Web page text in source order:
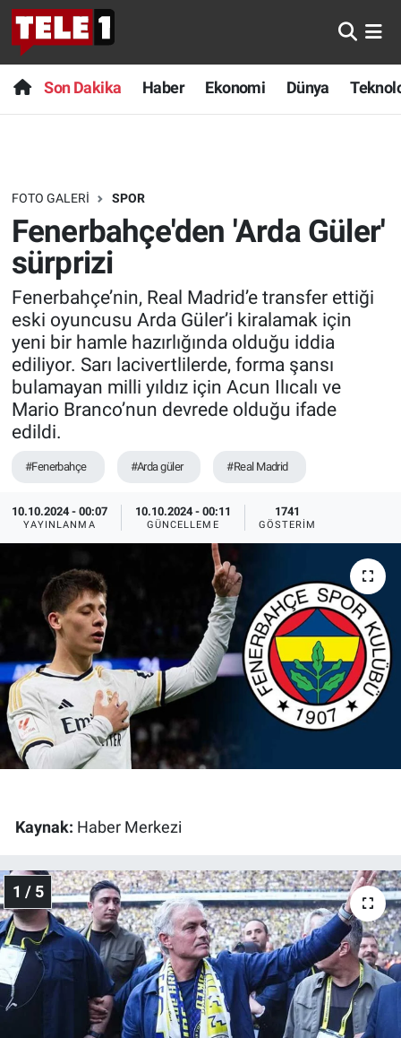
Son Dakika Haber Ekonomi Dünya
FOTO GALERI SPOR
Fenerbahçe'den 'Arda Güler'
sürprizi
Fenerbahçe’nin, Real Madrid’e transfer ettiği
eski oyuncusu Arda Güler’i kiralamak için
yeni bir hamle hazırlığında olduğu iddia
ediliyor. Sarı lacivertlilerde, forma şansı
bulamayan milli yıldız için Acun Ilıcalı ve
Mario Branco’nun devrede olduğu ifade
edildi.
#Fenerbahçe #Arda güler #Real Madrid
10.10.2024 - 00:07
YAYINLANMA
10.10.2024 - 00:11
GÜNCELLEME
1741
GÖSTERIM
Kaynak: Haber Merkezi
1 / 5
Anında Manşet
Başka Sohbetler
Bilim turu
Bilim ve Teknoloji Evreni
Doğa Konuşuyor
Dünya
Ege Saati
Ege'den Esintiler
Eğlence
Ekonomi
Forum
Gerçeğin İzinde
Gün Başlıyor
Gün Bitiyor
Günün görüntüsü
Haber
İlan
Kimdir
Son Dakika
Haber
Dünya
Teknoloji
Sağlık
Spor
Yayın Akışı
İletişim
Nöbetçi Eczaneler
Hava Durumu
Trafik Durumu
Süper Lig Puan Durumu ve Fikstür
Tüm Manşetler
Son Dakika Haberleri
Haber Arşivi